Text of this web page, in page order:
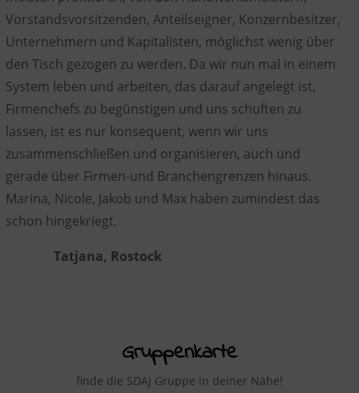
Vorstandsvorsitzenden, Anteilseigner, Konzernbesitzer,
Unternehmern und Kapitalisten, möglichst wenig über
den Tisch gezogen zu werden. Da wir nun mal in einem
System leben und arbeiten, das darauf angelegt ist,
Firmenchefs zu begünstigen und uns schuften zu
lassen, ist es nur konsequent, wenn wir uns
zusammenschließen und organisieren, auch und
gerade über Firmen-und Branchengrenzen hinaus.
Marina, Nicole, Jakob und Max haben zumindest das
schon hingekriegt.
Tatjana, Rostock
Gruppenkarte
finde die SDAJ Gruppe in deiner Nähe!